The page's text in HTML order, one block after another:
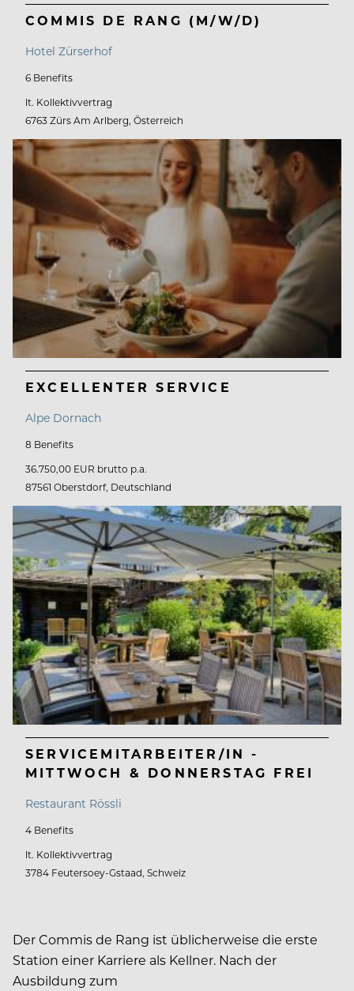
COMMIS DE RANG (M/W/D)
Hotel Zürserhof
6 Benefits
lt. Kollektivvertrag
6763 Zürs Am Arlberg, Österreich
EXCELLENTER SERVICE
Alpe Dornach
8 Benefits
36.750,00 EUR brutto p.a.
87561 Oberstdorf, Deutschland
SERVICEMITARBEITER/IN -
MITTWOCH & DONNERSTAG FREI
Restaurant Rössli
4 Benefits
lt. Kollektivvertrag
3784 Feutersoey-Gstaad, Schweiz
Der Commis de Rang ist üblicherweise die erste
Station einer Karriere als Kellner. Nach der
Ausbildung zum